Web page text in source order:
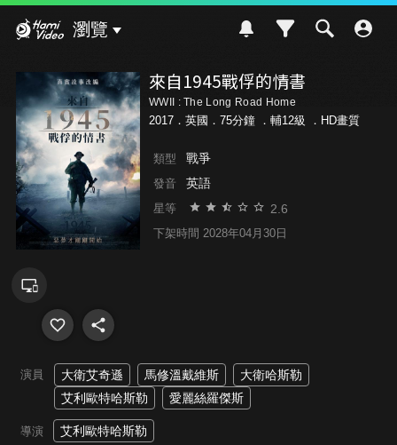
瀏覽
來自1945戰俘的情書
WWII : The Long Road Home
2017．英國．75分鐘 ． 輔12級 ．HD畫質
類型 戰爭
發音 英語
星等 2.6
下架時間 2028年04月30日
演員 大衛艾奇遜 馬修溫戴維斯
大衛哈斯勒
艾利歐特哈斯勒
愛麗絲羅傑斯
導演 艾利歐特哈斯勒